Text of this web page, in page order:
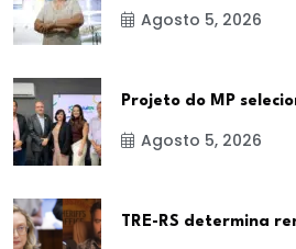
Agosto 5, 2026
Projeto do MP
Agosto 5, 2026
TRE-RS determina